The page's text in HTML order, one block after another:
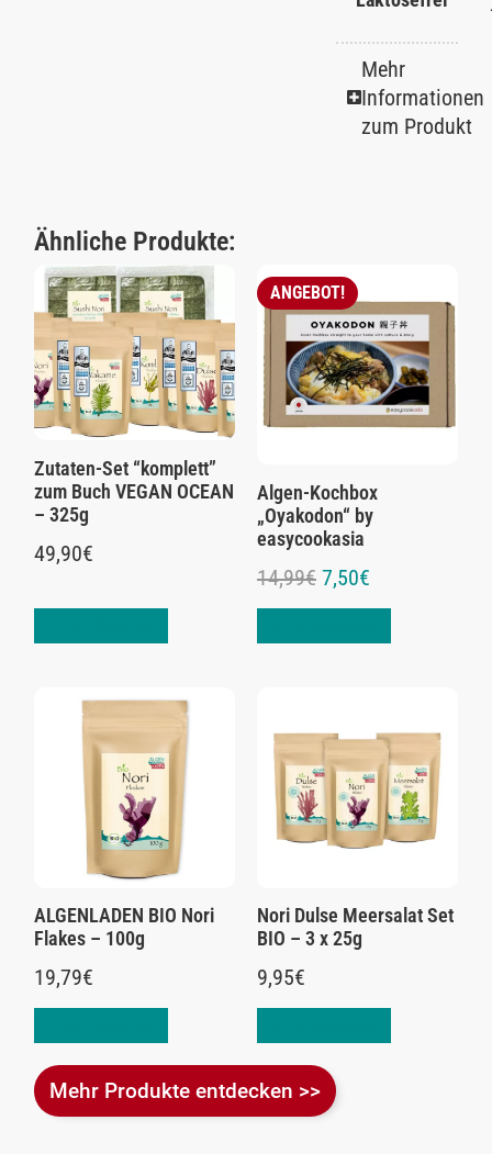
Mehr
Informationen
zum Produkt
Ähnliche Produkte:
Zutaten-Set “komplett”
zum Buch VEGAN OCEAN
– 325g
49,90€
ANGEBOT!
Algen-Kochbox
„Oyakodon“ by
easycookasia
14,99€ 7,50€
ALGENLADEN BIO Nori
Flakes – 100g
19,79€
Nori Dulse Meersalat Set
BIO – 3 x 25g
9,95€
Mehr Produkte entdecken >>